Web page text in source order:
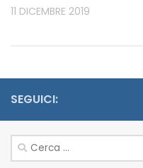
11 DICEMBRE 2019
SEGUICI:
Ricerca
per: